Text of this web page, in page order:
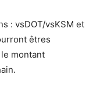
: vsDOT/vsKSM et
êtres
montant